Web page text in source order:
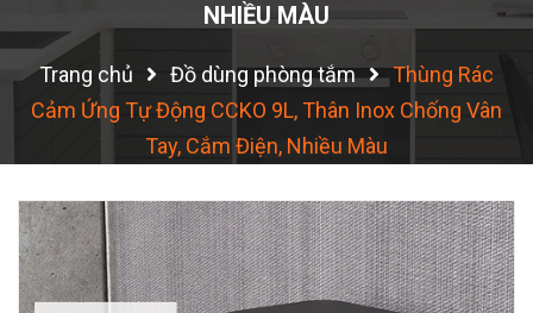
NHIỀU MÀU
Trang chủ Đồ dùng phòng tắm
Thùng Rác
Cảm Ứng Tự Động CCKO 9L, Thân Inox Chống Vân
Tay, Cắm Điện, Nhiều Màu